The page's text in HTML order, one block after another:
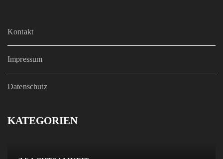
Kontakt
Impressum
Datenschutz
KATEGORIEN